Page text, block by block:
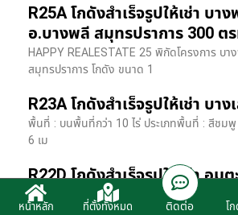
R25A โกดังสำเร็จรูปให้เช่า บา
อ.บางพลี สมุทรปราการ 300 ต
HAPPY REALESTATE 25 พิกัดโครงการ บ
สมุทรปราการ โกดัง ขนาด 1
R23A โกดังสำเร็จรูปให้เช่า บา
พื้นที่ : บนพื้นที่กว่า 10 ไร่ ประเภทพื้นที่ : สีชมพู
6 เม
R22D โกดังสำเร็จรูปให้เช่า อม
HR22 โกดังสำเร็จรูปให้เช่า พิกัด ติดนิคมอมตะ
รายละเอียดโรงง
หน้าหลัก ที่ตั้งทั้งหมด ติดต่อ โ